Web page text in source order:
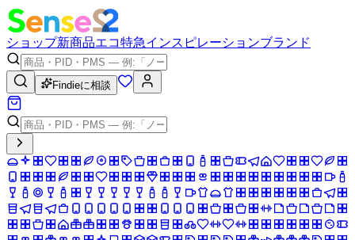
ショップ新商品エコ特急インスピレーションブランド
Findieに相談